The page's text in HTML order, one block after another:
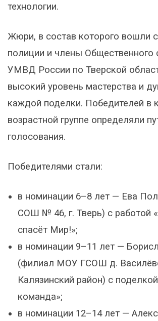
технологии.
Жюри, в состав которого вошли
полиции и члены Общественного
УМВД России по Тверской
высокий уровень мастерства и
каждой поделки. Победителей в
возрастной группе определяли
голосования.
Победителями стали:
в номинации 6–8 лет — Ева
СОШ № 46, г. Тверь) с работой
спасёт Мир!»;
в номинации 9–11 лет —
(филиал МОУ ГСОШ д.
Калязинский район) с
команда»;
в номинации 12–14 лет —